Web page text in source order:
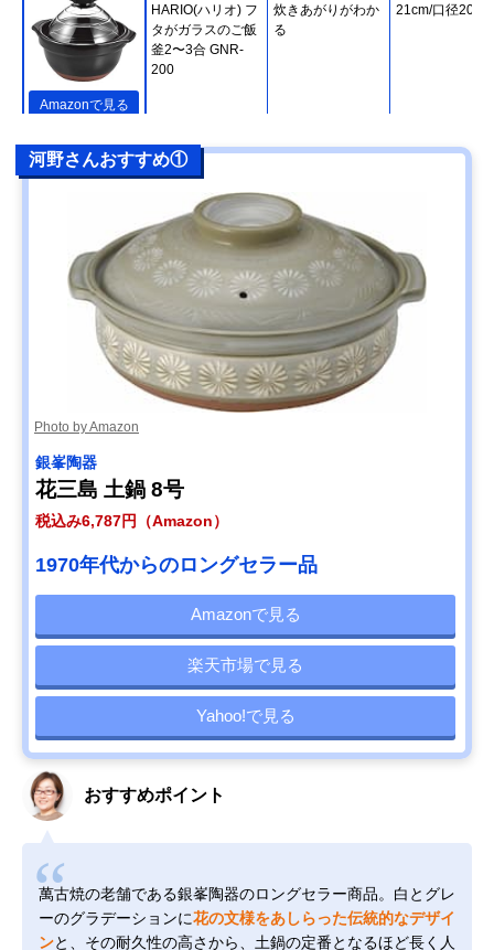
Amazonで見る
HARIO(ハリオ) フ
タがガラスのご飯
釜2〜3合 GNR-
200
炊きあがりがわか
る
21cm/口径20cm
楽天市場で見る
【筆者おすすめ】
長谷園 かまどさん
四合炊き ACT-04
【筆者おすすめ】
キントー(KINTO)
KAKOMI IH土鍋
2.5L
IHやオーブンなど
さまざまな熱源に
対応
27.5cm
Amazonで見る
【筆者おすすめ】
ミヤザキ食器
M.STYLE Karl(カ
ール) IH軽量土鍋8
号 KAL0308
家庭で気軽に使え
る軽い土鍋
幅29.2×高さ
9.5cm/口径
河野さんおすすめ①
Photo by Amazon
銀峯陶器
花三島 土鍋 8号
税込み6,787円（Amazon）
1970年代からのロングセラー品
Amazonで見る
楽天市場で見る
Yahoo!で見る
おすすめポイント
萬古焼の老舗である銀峯陶器のロングセラー商品。白とグレ
ーのグラデーションに花の文様をあしらった伝統的なデザイ
ンと、その耐久性の高さから、土鍋の定番となるほど長く人